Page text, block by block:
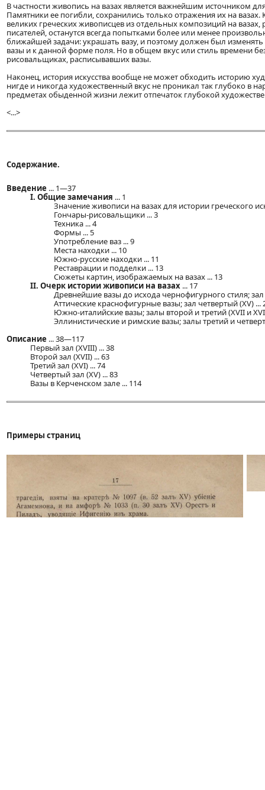
В частности живопись на вазах является важнейшим источником
Памятники ее погибли, сохранились только отражения их на
великих греческих живописцев из отдельных композиций на
писателей, останутся всегда попытками более или менее
ближайшей задачи: украшать вазу, и поэтому должен был
вазы и к данной форме поля. Но в общем вкус или стиль времени
рисовальщиках, расписывавших вазы.
Наконец, история искусства вообще не может обходить историю
нигде и никогда художественный вкус не проникал так глубоко в
предметах обыденной жизни лежит отпечаток глубокой
<...>
Содержание.
Введение ... 1—37
I. Общие замечания ... 1
Значение живописи на вазах для истории греческого
Гончары-рисовальщики ... 3
Техника ... 4
Формы ... 5
Употребление ваз ... 9
Места находки ... 10
Южно-русские находки ... 11
Реставрации и подделки ... 13
Сюжеты картин, изображаемых на вазах ... 13
II. Очерк истории живописи на вазах ... 17
Древнейшие вазы до исхода чернофигурного стиля; зал
Аттические краснофигурные вазы; зал четвертый (XV) ...
Южно-италийские вазы; залы второй и третий (XVII и
Эллинистические и римские вазы; залы третий и
Описание ... 38—117
Первый зал (XVIII) ... 38
Второй зал (XVII) ... 63
Третий зал (XVI) ... 74
Четвертый зал (XV) ... 83
Вазы в Керченском зале ... 114
Примеры страниц